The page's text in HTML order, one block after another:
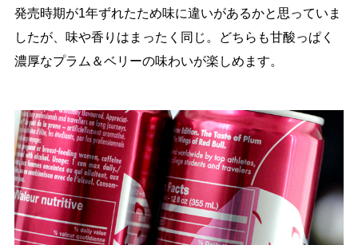
発売時期が1年ずれたため味に違いがあるかと思っていま
したが、味や香りはまったく同じ。どちらも甘酸っぱく
濃厚なプラム＆ベリーの味わいが楽しめます。